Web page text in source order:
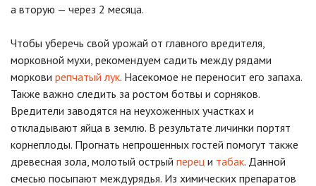
а вторую — через 2 месяца.
Чтобы уберечь свой урожай от главного вредителя,
морковной мухи, рекомендуем садить между рядами
моркови репчатый лук. Насекомое не переносит его запаха.
Также важно следить за ростом ботвы и сорняков.
Вредители заводятся на неухоженных участках и
откладывают яйца в землю. В результате личинки портят
корнеплоды. Прогнать непрошенных гостей помогут также
древесная зола, молотый острый перец и табак. Данной
смесью посыпают междурядья. Из химических препаратов